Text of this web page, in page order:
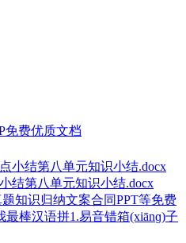
免费优质文档
结第八单元知识小结.docx
知识归纳文案合同PPT等免费
最棒汉语拼1.易音错箱(xiānɡ)子